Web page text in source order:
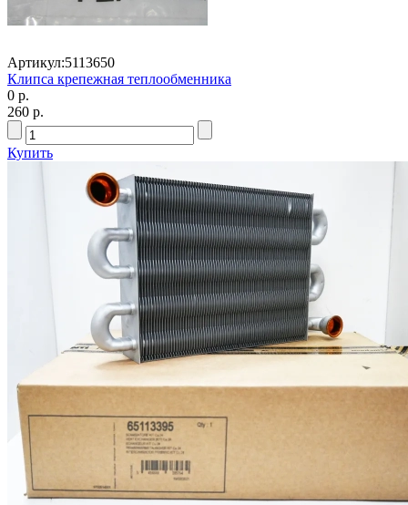
Артикул:5113650
Клипса крепежная теплообменника
0 р.
260 р.
Купить